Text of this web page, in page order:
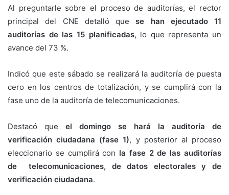
Al preguntarle sobre el proceso de auditorías, el rector
principal del CNE detalló quese han ejecutado 11
auditorías de las 15 planificadas, lo que representa un
avance del 73 %.
Indicó que este sábado se realizará la auditoría de puesta
cero en los centros de totalización, y se cumplirá con la
fase uno de la auditoría de telecomunicaciones.
Destacó que el domingo se hará la auditoría de
verificación ciudadana (fase 1), y posterior al proceso
eleccionario se cumplirá con la fase 2 de las auditorías
de telecomunicaciones, de datos electorales y de
verificación ciudadana.